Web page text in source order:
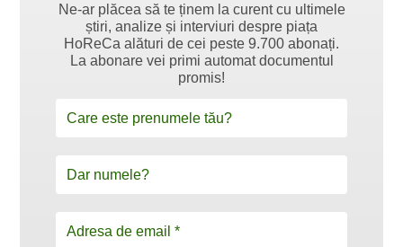
Ne-ar plăcea să te ținem la curent cu ultimele
știri, analize și interviuri despre piața
HoReCa alături de cei peste 9.700 abonați.
La abonare vei primi automat documentul
promis!